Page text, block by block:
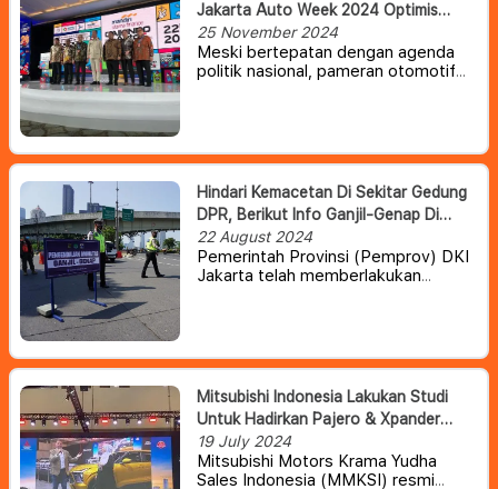
Jakarta Auto Week 2024 Optimis
Akan Tetap Berjalan Lancar
25 November 2024
Meski bertepatan dengan agenda
politik nasional, pameran otomotif
industri otomotif.
Hindari Kemacetan Di Sekitar Gedung
DPR, Berikut Info Ganjil-Genap Di
Jakarta
22 August 2024
Pemerintah Provinsi (Pemprov) DKI
Jakarta telah memberlakukan
Mitsubishi Indonesia Lakukan Studi
Untuk Hadirkan Pajero & Xpander
Hybrid Ke Indonesia
19 July 2024
Mitsubishi Motors Krama Yudha
Sales Indonesia (MMKSI) resmi